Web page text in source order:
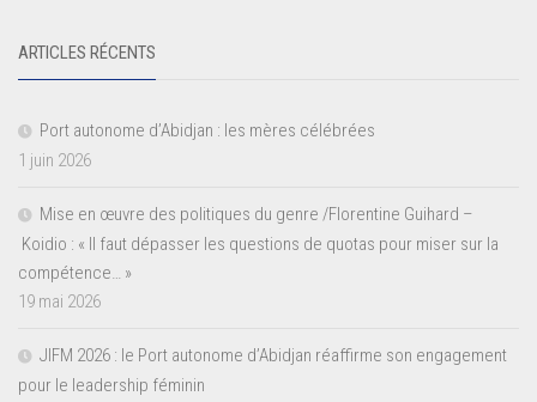
ARTICLES RÉCENTS
Port autonome d’Abidjan : les mères célébrées
1 juin 2026
Mise en œuvre des politiques du genre /Florentine Guihard –
Koidio : « Il faut dépasser les questions de quotas pour miser sur la
compétence… »
19 mai 2026
JIFM 2026 : le Port autonome d’Abidjan réaffirme son engagement
pour le leadership féminin